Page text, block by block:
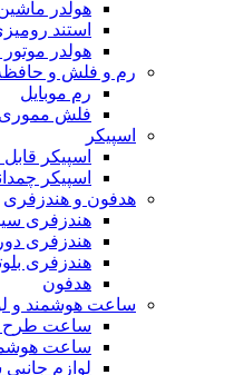
هولدر
استند
هولدر
رم و فلش و
رم موبایل
فلش مموری
اسپیکر
اسپیکر
اسپیکر
هدفون و هندزفری
هندزفری
هندزفری
هندزفری
هدفون
ساعت هوشمند و
ساعت طرح
ساعت
لوازم